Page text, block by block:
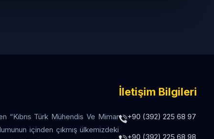
“Kıbrıs Türk Mühendis Ve Mimar
içinden çıkmış ülkemizdeki
İletişim Bilgileri
+90 (392) 225 68 97
+90 (392) 225 68 98